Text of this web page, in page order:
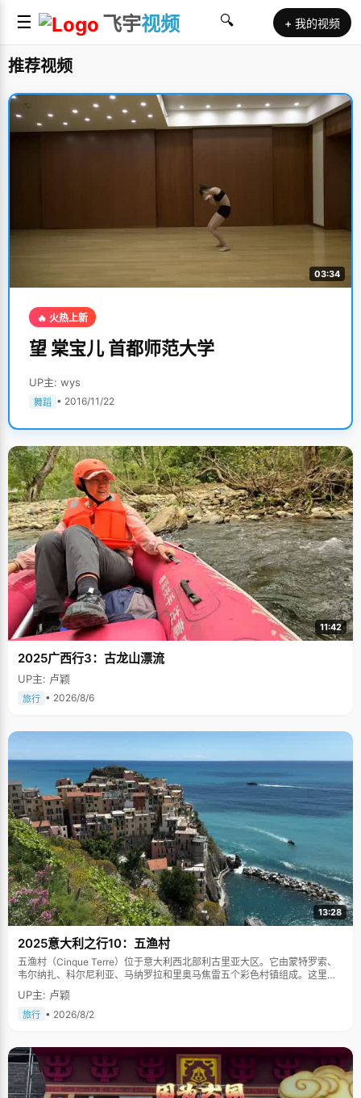
☰ 飞宇视频 🔍 + 我的视频
推荐视频
03:34
🔥 火热上新
望 棠宝儿 首都师范大学
UP主: wys
舞蹈 • 2016/11/22
11:42
2025广西行3：古龙山漂流
UP主: 卢颖
旅行 • 2026/8/6
13:28
2025意大利之行10：五渔村
五渔村（Cinque Terre）位于意大利西北部利古里亚大区。它由蒙特罗索、
韦尔纳扎、科尔尼利亚、马纳罗拉和里奥马焦雷五个彩色村镇组成。这里依
山傍海，房屋色彩斑斓，1997年被列为世界文化遗产。
UP主: 卢颖
旅行 • 2026/8/2